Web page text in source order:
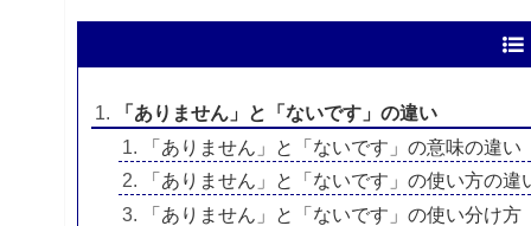
「ありません」と「ないです」の違い
「ありません」と「ないです」の意味の違い
「ありません」と「ないです」の使い方の違
「ありません」と「ないです」の使い分け方